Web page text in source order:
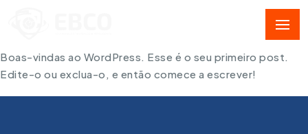
Boas-vindas ao WordPress. Esse é o seu primeiro post.
Edite-o ou exclua-o, e então comece a escrever!